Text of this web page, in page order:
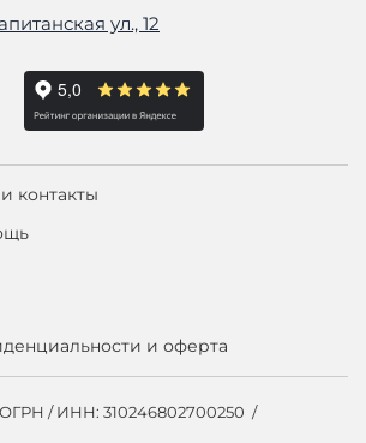
контакты
и оферта
ул., 12
/ ИНН: 310246802700250 /